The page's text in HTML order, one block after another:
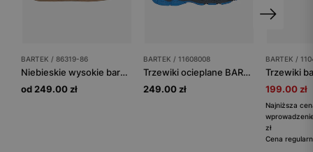
BARTEK / 86319-86
Niebieskie wysokie barefooty dziecięce z misiem BARTEK 86319-86
od 249.00 zł
BARTEK / 11608008
Trzewiki ocieplane BARTEK 11608008, niebieski
249.00 zł
BARTEK /
199.00 zł
Najniższa
zł
Cena